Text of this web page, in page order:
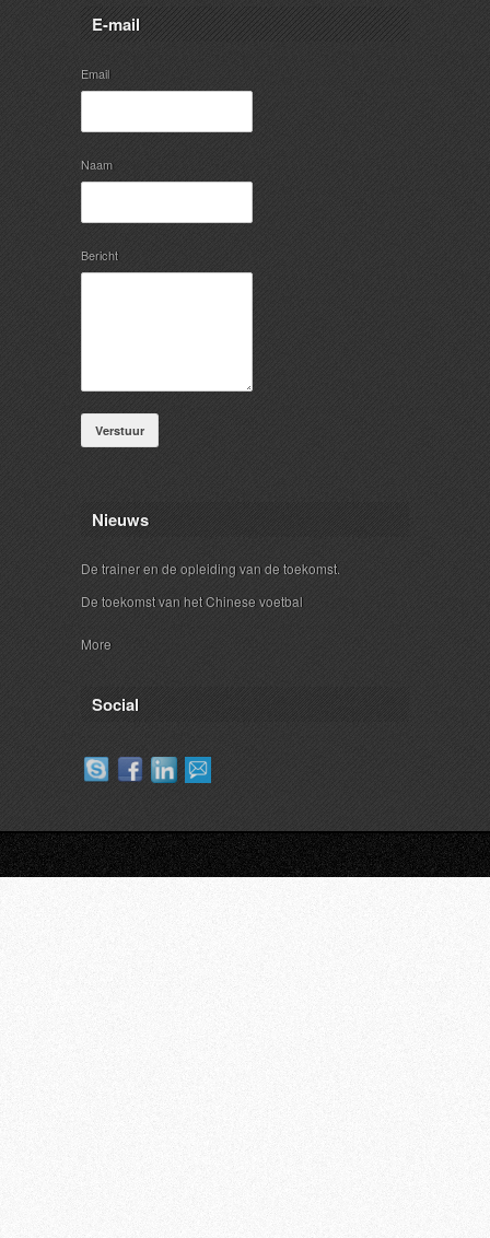
E-mail
Email
Naam
Bericht
Verstuur
Nieuws
De trainer en de opleiding van de toekomst.
De toekomst van het Chinese voetbal
More
Social